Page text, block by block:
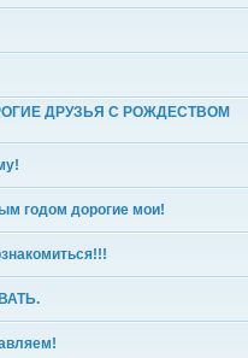
ДРУЗЬЯ С РОЖДЕСТВОМ
годом дорогие мои!